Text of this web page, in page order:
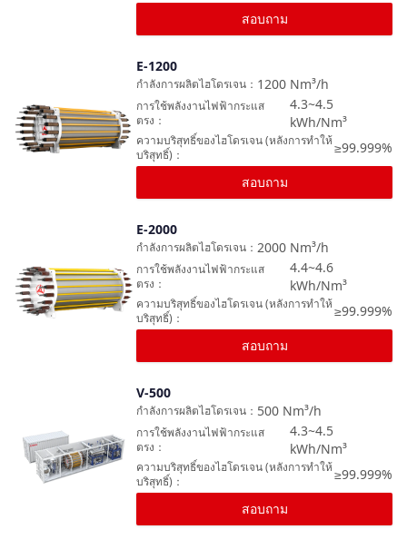
สอบถาม
E-1200
1200 Nm³/h
กำลังการผลิตไฮโดรเจน ：
4.3~4.5
kWh/Nm³
การใช้พลังงานไฟฟ้ากระแส
ตรง ：
≥99.999%
ความบริสุทธิ์ของไฮโดรเจน (หลังการทำให้
บริสุทธิ์) ：
สอบถาม
E-2000
2000 Nm³/h
กำลังการผลิตไฮโดรเจน ：
4.4~4.6
kWh/Nm³
การใช้พลังงานไฟฟ้ากระแส
ตรง ：
≥99.999%
ความบริสุทธิ์ของไฮโดรเจน (หลังการทำให้
บริสุทธิ์) ：
สอบถาม
V-500
500 Nm³/h
กำลังการผลิตไฮโดรเจน ：
4.3~4.5
kWh/Nm³
การใช้พลังงานไฟฟ้ากระแส
ตรง ：
≥99.999%
ความบริสุทธิ์ของไฮโดรเจน (หลังการทำให้
บริสุทธิ์) ：
สอบถาม